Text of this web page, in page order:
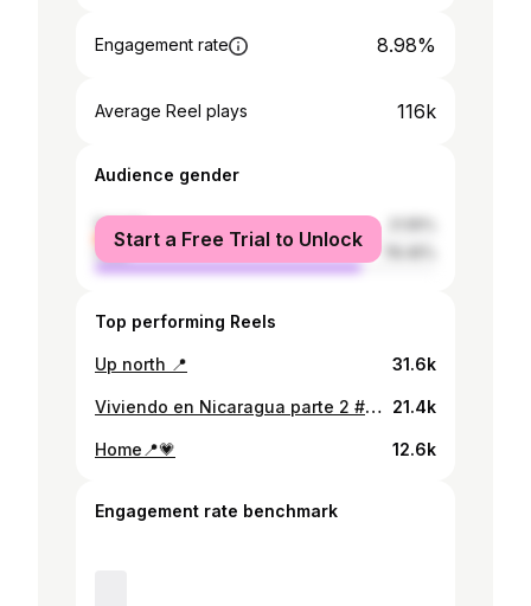
Engagement rate 8.98%
Average Reel plays 116k
Audience gender
female
male
Start a Free Trial to Unlock
Top performing Reels
Up north 📍 31.6k
Viviendo en Nicaragua parte 2 #nicaragua #fyp 21.4k
Home📍💗 12.6k
Engagement rate benchmark